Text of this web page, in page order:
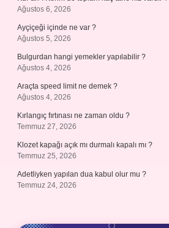
Ağustos 6, 2026
Ayçiçeği içinde ne var ?
Ağustos 5, 2026
Bulgurdan hangi yemekler yapılabilir ?
Ağustos 4, 2026
Araçta speed limit ne demek ?
Ağustos 4, 2026
Kırlangıç fırtınası ne zaman oldu ?
Temmuz 27, 2026
Klozet kapağı açık mı durmalı kapalı mı ?
Temmuz 25, 2026
Adetliyken yapılan dua kabul olur mu ?
Temmuz 24, 2026